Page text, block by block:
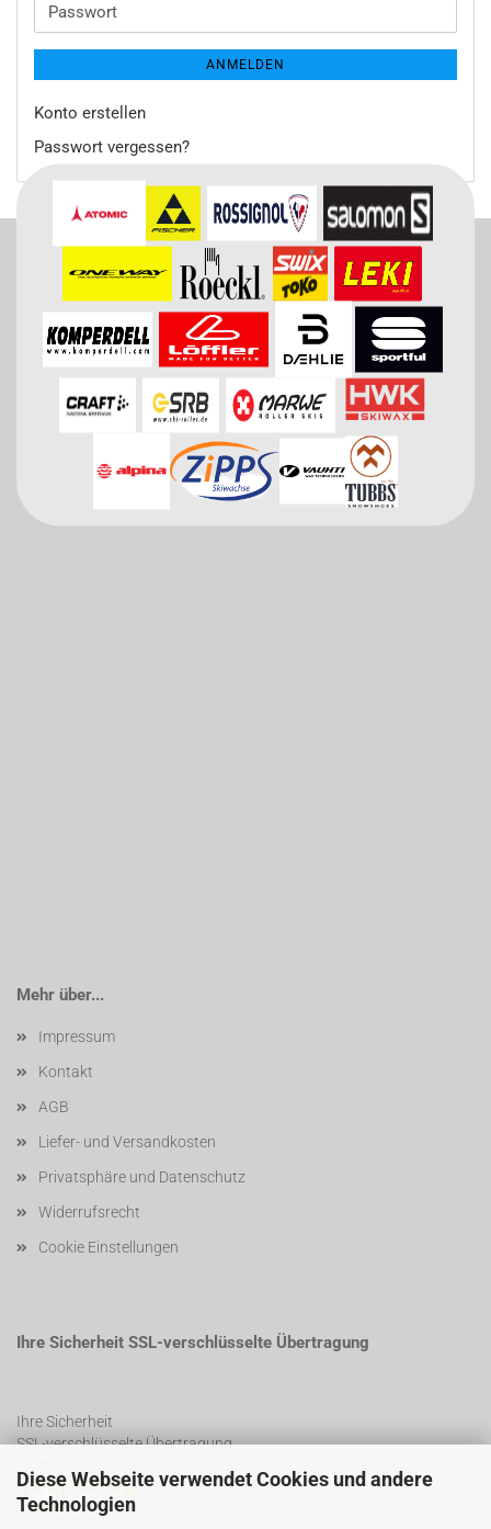
Diese Webseite verwendet Cookies und andere
Technologien
Passwort
ANMELDEN
Konto erstellen
Passwort vergessen?
Mehr über...
Impressum
Kontakt
AGB
Liefer- und Versandkosten
Privatsphäre und Datenschutz
Widerrufsrecht
Cookie Einstellungen
Ihre Sicherheit SSL-verschlüsselte Übertragung
Ihre Sicherheit
SSL-verschlüsselte Übertragung